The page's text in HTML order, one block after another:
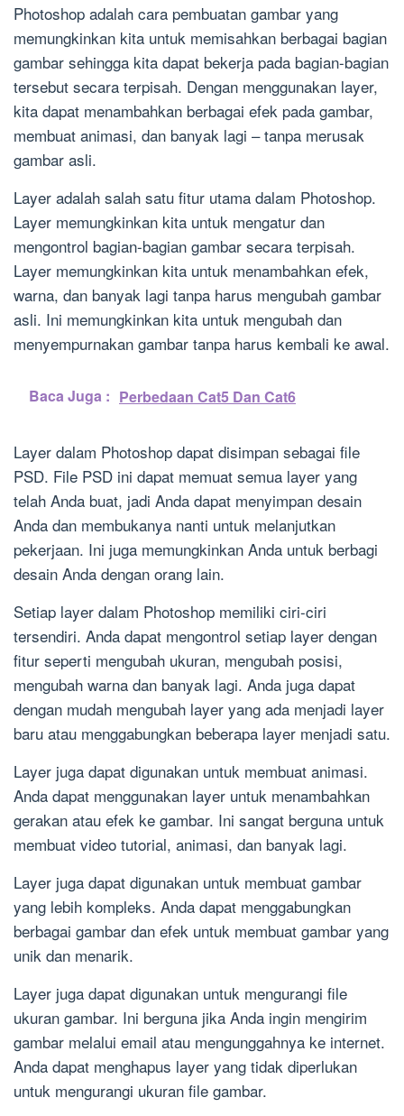
Photoshop adalah cara pembuatan gambar yang
memungkinkan kita untuk memisahkan berbagai bagian
gambar sehingga kita dapat bekerja pada bagian-bagian
tersebut secara terpisah. Dengan menggunakan layer,
kita dapat menambahkan berbagai efek pada gambar,
membuat animasi, dan banyak lagi – tanpa merusak
gambar asli.
Layer adalah salah satu fitur utama dalam Photoshop.
Layer memungkinkan kita untuk mengatur dan
mengontrol bagian-bagian gambar secara terpisah.
Layer memungkinkan kita untuk menambahkan efek,
warna, dan banyak lagi tanpa harus mengubah gambar
asli. Ini memungkinkan kita untuk mengubah dan
menyempurnakan gambar tanpa harus kembali ke awal.
Baca Juga : Perbedaan Cat5 Dan Cat6
Layer dalam Photoshop dapat disimpan sebagai file
PSD. File PSD ini dapat memuat semua layer yang
telah Anda buat, jadi Anda dapat menyimpan desain
Anda dan membukanya nanti untuk melanjutkan
pekerjaan. Ini juga memungkinkan Anda untuk berbagi
desain Anda dengan orang lain.
Setiap layer dalam Photoshop memiliki ciri-ciri
tersendiri. Anda dapat mengontrol setiap layer dengan
fitur seperti mengubah ukuran, mengubah posisi,
mengubah warna dan banyak lagi. Anda juga dapat
dengan mudah mengubah layer yang ada menjadi layer
baru atau menggabungkan beberapa layer menjadi satu.
Layer juga dapat digunakan untuk membuat animasi.
Anda dapat menggunakan layer untuk menambahkan
gerakan atau efek ke gambar. Ini sangat berguna untuk
membuat video tutorial, animasi, dan banyak lagi.
Layer juga dapat digunakan untuk membuat gambar
yang lebih kompleks. Anda dapat menggabungkan
berbagai gambar dan efek untuk membuat gambar yang
unik dan menarik.
Layer juga dapat digunakan untuk mengurangi file
ukuran gambar. Ini berguna jika Anda ingin mengirim
gambar melalui email atau mengunggahnya ke internet.
Anda dapat menghapus layer yang tidak diperlukan
untuk mengurangi ukuran file gambar.